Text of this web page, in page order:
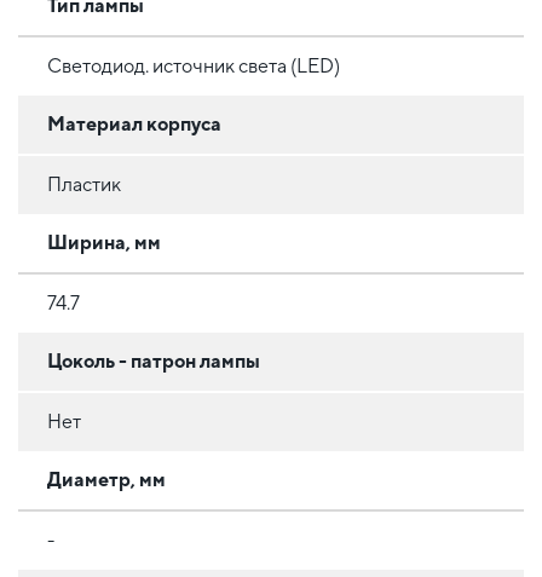
Тип лампы
Светодиод. источник света (LED)
Материал корпуса
Пластик
Ширина, мм
74.7
Цоколь - патрон лампы
Нет
Диаметр, мм
-